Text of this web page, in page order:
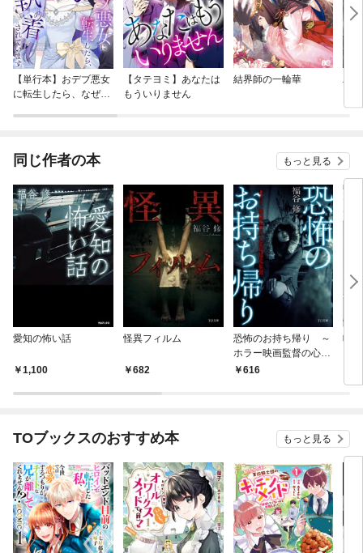
【単行本】おデブ悪女
に転生したら、なぜか
【タテヨミ】あなたは
もういりません
結界師の一輪華
バ
今
同じ作者の本 もっと見る
愛知の怖い話
1,100
怪異フィルム
682
恐怖のお持ち帰り ～
ホラー映画監督の心霊
現場蒐集譚～
616
鳴
TOブックスのおすすめ本 もっと見る